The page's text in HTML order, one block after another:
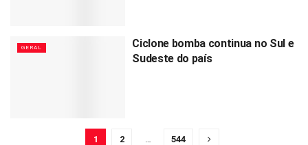
GERAL
Ciclone bomba continua no Sul e
Sudeste do país
1 2 544